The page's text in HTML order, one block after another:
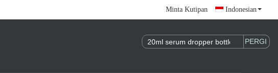
Minta Kutipan Indonesian